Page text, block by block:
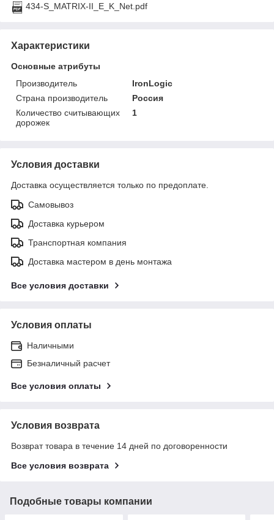
434-S_MATRIX-II_E_K_Net.pdf
Характеристики
Основные атрибуты
Производитель
IronLogic
Страна производитель
Россия
Количество считывающих
дорожек
1
Условия доставки
Доставка осуществляется только по предоплате.
Самовывоз
Доставка курьером
Транспортная компания
Доставка мастером в день монтажа
Все условия доставки
Условия оплаты
Наличными
Безналичный расчет
Все условия оплаты
Условия возврата
Возврат товара в течение 14 дней по договоренности
Все условия возврата
Подобные товары компании